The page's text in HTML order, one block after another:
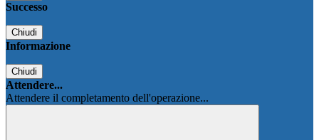
Successo
Chiudi
Informazione
Chiudi
Attendere...
Attendere il completamento dell'operazione...